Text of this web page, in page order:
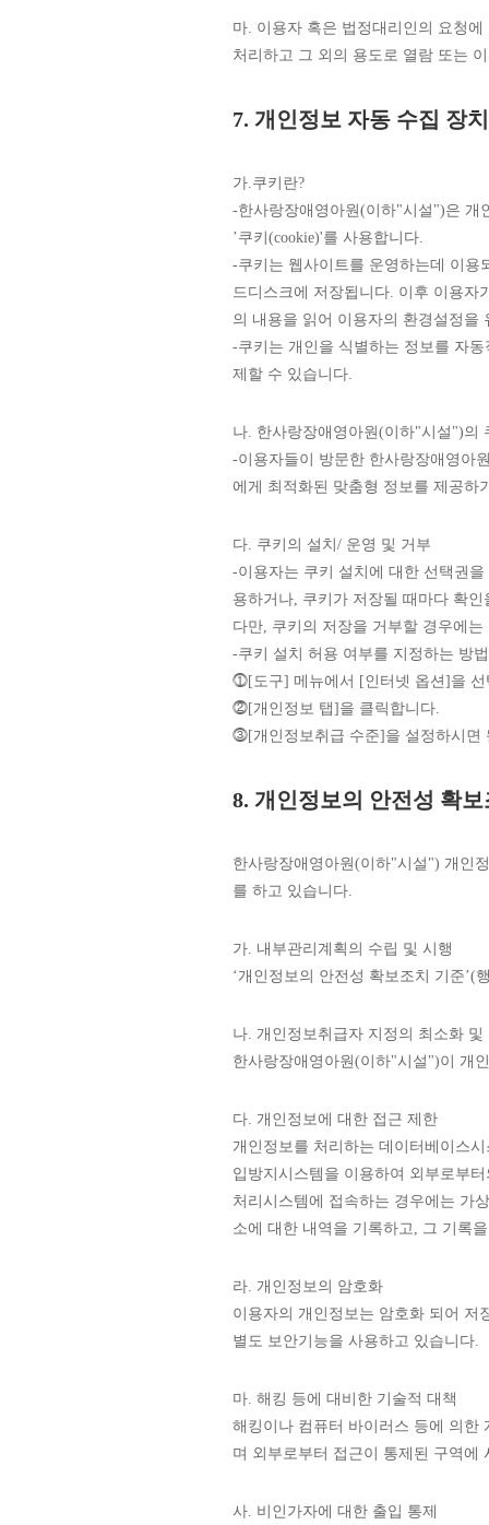
마. 이용자 혹은 법정대리인의 요청
처리하고 그 외의 용도로 열람 또는
7. 개인정보 자동 수집 장
가.쿠키란?
-한사랑장애영아원(이하"시설")은 개
’쿠키(cookie)'를 사용합니다.
-쿠키는 웹사이트를 운영하는데 이용
드디스크에 저장됩니다. 이후 이용자
의 내용을 읽어 이용자의 환경설정을
-쿠키는 개인을 식별하는 정보를 자
제할 수 있습니다.
나. 한사랑장애영아원(이하"시설")의
-이용자들이 방문한 한사랑장애영아
에게 최적화된 맞춤형 정보를 제공하
다. 쿠키의 설치/ 운영 및 거부
-이용자는 쿠키 설치에 대한 선택권
용하거나, 쿠키가 저장될 때마다 확
다만, 쿠키의 저장을 거부할 경우에
-쿠키 설치 허용 여부를 지정하는 방
⓵[도구] 메뉴에서 [인터넷 옵션]을 선
⓶[개인정보 탭]을 클릭합니다.
⓷[개인정보취급 수준]을 설정하시면
8. 개인정보의 안전성 확
한사랑장애영아원(이하"시설") 개인
를 하고 있습니다.
가. 내부관리계획의 수립 및 시행
‘개인정보의 안전성 확보조치 기준’(
나. 개인정보취급자 지정의 최소화 및
한사랑장애영아원(이하"시설")이 개
다. 개인정보에 대한 접근 제한
개인정보를 처리하는 데이터베이스
입방지시스템을 이용하여 외부로부
처리시스템에 접속하는 경우에는 가
소에 대한 내역을 기록하고, 그 기록
라. 개인정보의 암호화
이용자의 개인정보는 암호화 되어 저
별도 보안기능을 사용하고 있습니다.
마. 해킹 등에 대비한 기술적 대책
해킹이나 컴퓨터 바이러스 등에 의한
며 외부로부터 접근이 통제된 구역에
사. 비인가자에 대한 출입 통제